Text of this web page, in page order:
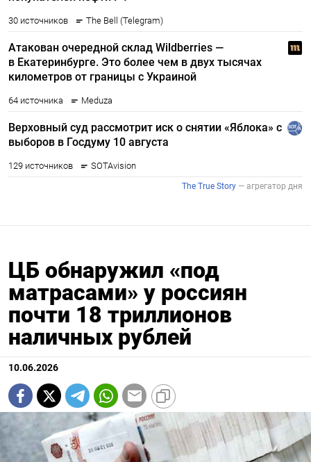
ЦБ обнаружил «под
матрасами» у россиян
почти 18 триллионов
наличных рублей
10.06.2026